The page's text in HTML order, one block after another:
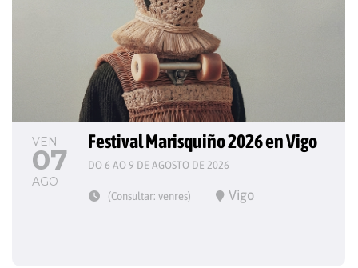
VEN
07
AGO
Festival Marisquiño 2026 en Vigo
DO 6 AO 9 DE AGOSTO DE 2026
(Consultar: venres) Vigo